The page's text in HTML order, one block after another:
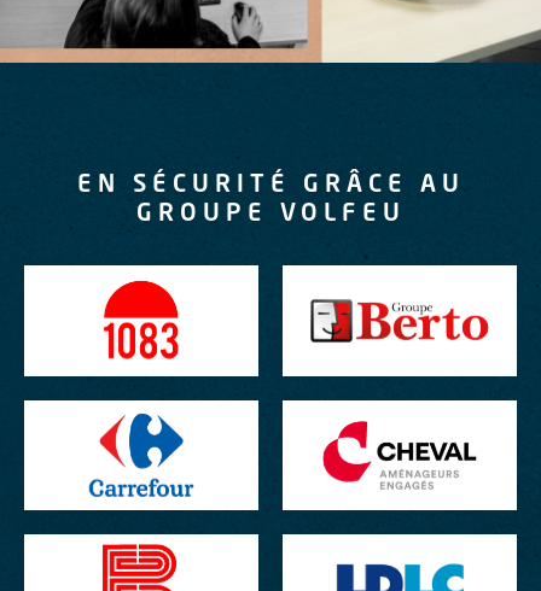
EN SÉCURITÉ GRÂCE AU
GROUPE VOLFEU